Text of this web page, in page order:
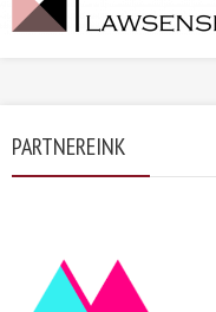
PARTNEREINK